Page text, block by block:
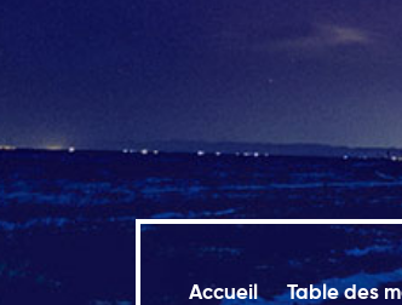
Accueil Table des